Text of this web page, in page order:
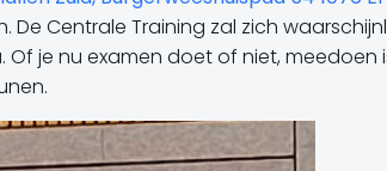
Centrale Training zal zich
Of je nu examen doet of niet, meedoen